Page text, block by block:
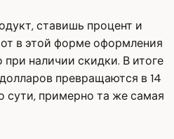
ставишь процент и
в этой форме оформления
наличии скидки. В итоге
превращаются в 14
сути, примерно та же самая